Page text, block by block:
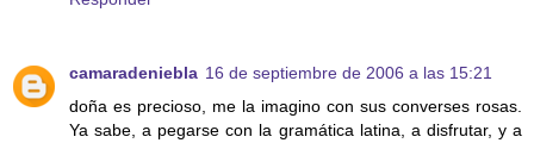
camaradeniebla 16 de septiembre de 2006 a las 15:21
doña es precioso, me la imagino con sus converses rosas.
Ya sabe, a pegarse con la gramática latina, a disfrutar, y a